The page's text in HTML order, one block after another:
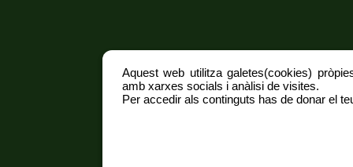
Aquest web utilitza galetes(cookies)
amb xarxes socials i anàlisi de visites.
Per accedir als continguts has de donar el